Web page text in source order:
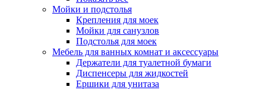
Мойки и подстолья
Крепления для моек
Мойки для санузлов
Подстолья для моек
Мебель для ванных комнат и аксессуары
Держатели для туалетной бумаги
Диспенсеры для жидкостей
Ершики для унитаза